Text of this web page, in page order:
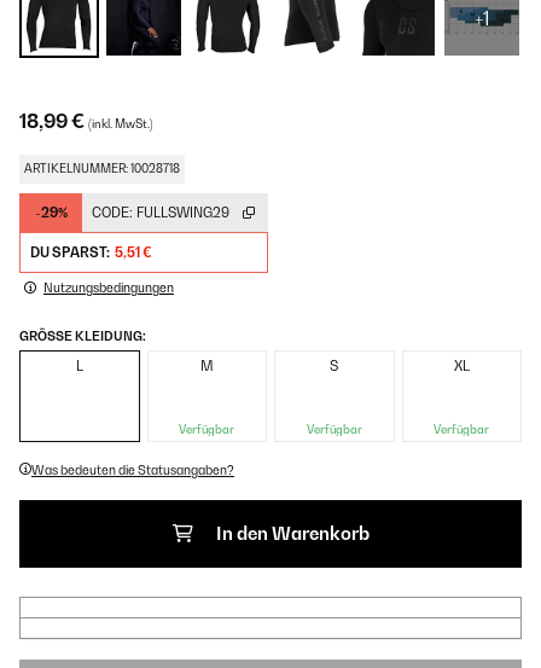
+1
18,99 € (inkl. MwSt.)
ARTIKELNUMMER: 10028718
-29% CODE: FULLSWING29
DU SPARST: 5,51 €
Nutzungsbedingungen
GRÖSSE KLEIDUNG:
L M
Verfügbar
S
Verfügbar
XL
Verfügbar
Was bedeuten die Statusangaben?
In den Warenkorb